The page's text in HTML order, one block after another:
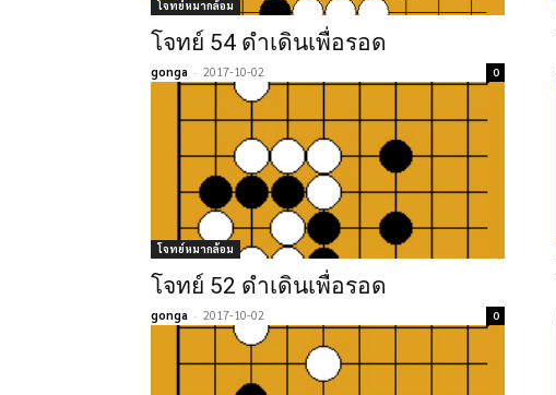
โจทย์หมากล้อม
โจทย์ 54 ดำเดินเพื่อรอด
gonga - 2017-10-02 0
โจทย์หมากล้อม
โจทย์ 52 ดำเดินเพื่อรอด
gonga - 2017-10-02 0